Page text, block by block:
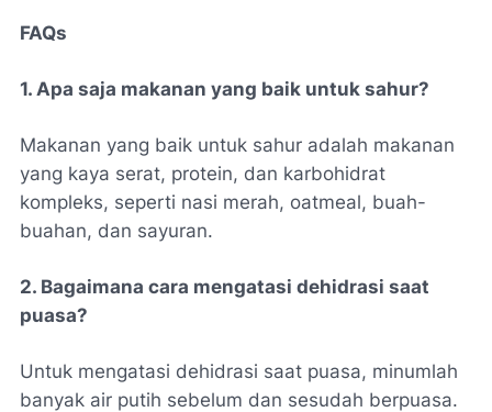
FAQs
1. Apa saja makanan yang baik untuk sahur?
Makanan yang baik untuk sahur adalah makanan
yang kaya serat, protein, dan karbohidrat
kompleks, seperti nasi merah, oatmeal, buah-
buahan, dan sayuran.
2. Bagaimana cara mengatasi dehidrasi saat
puasa?
Untuk mengatasi dehidrasi saat puasa, minumlah
banyak air putih sebelum dan sesudah berpuasa.